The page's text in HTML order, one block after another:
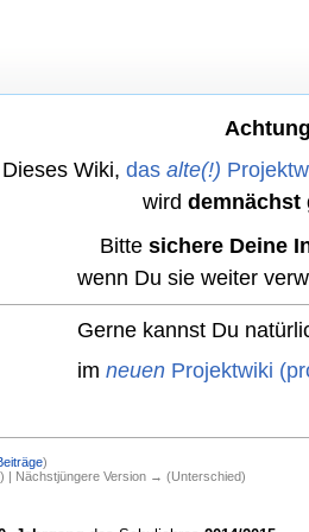
Dieses Wiki, das alte(!)
wird demnächst
Bitte sichere Deine
wenn Du sie weiter
Gerne kannst Du
im neuenProjektwiki
)
| Nächstjüngere Version → (Unterschied)